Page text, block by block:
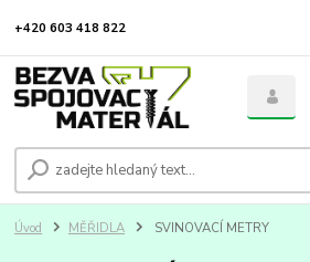
+420 603 418 822
Úvod MĚŘIDLA SVINOVACÍ METRY